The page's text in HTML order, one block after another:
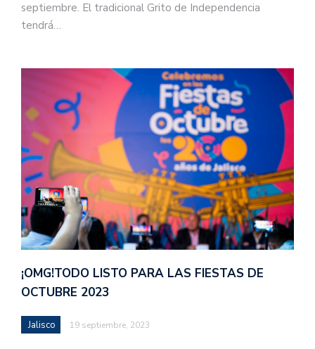
septiembre. El tradicional Grito de Independencia
tendrá…
¡OMG!TODO LISTO PARA LAS FIESTAS DE
OCTUBRE 2023
Jalisco 19 septiembre, 2023